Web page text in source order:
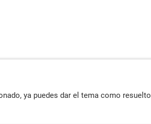
ya puedes dar el tema como resuelto